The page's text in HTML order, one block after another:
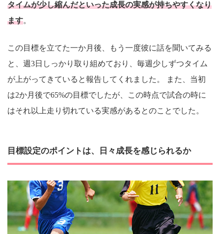
タイムが少し縮んだといった成長の実感が持ちやすくなり
ます。
この目標を立てた一か月後、もう一度彼に話を聞いてみる
と、週3日しっかり取り組めており、毎週少しずつタイム
が上がってきていると報告してくれました。 また、当初
は2か月後で65%の目標でしたが、この時点で試合の時に
はそれ以上走り切れている実感があるとのことでした。
目標設定のポイントは、日々成長を感じられるか